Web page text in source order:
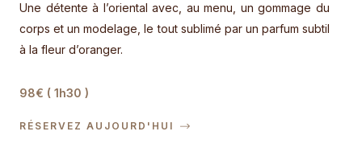
Une détente à l’oriental avec, au menu, un gommage du
corps et un modelage, le tout sublimé par un parfum subtil
à la fleur d’oranger.
98€ ( 1h30 )
RÉSERVEZ AUJOURD'HUI